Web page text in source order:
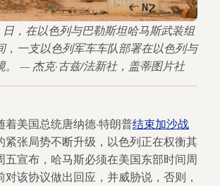
日，在以色列与巴勒斯坦哈马斯武装组
，一支以色列军车车队部署在以色列与
。 — 杰克·古兹/法新社，盖蒂图片社
美国总统唐纳德·特朗普结束加沙战
紧张局势不断升级，以色列正在权衡其
五宣布，哈马斯必须在美国东部时间周
对该协议做出回应，并威胁说，否则，